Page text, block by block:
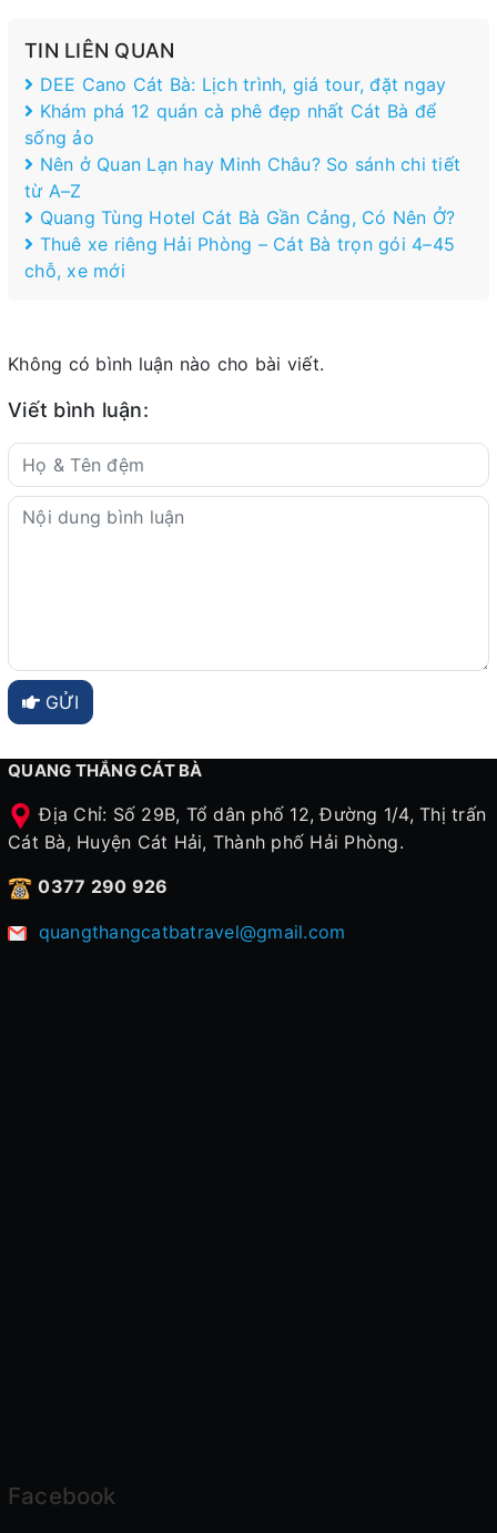
TIN LIÊN QUAN
DEE Cano Cát Bà: Lịch trình, giá tour, đặt ngay
Khám phá 12 quán cà phê đẹp nhất Cát Bà để
sống ảo
Nên ở Quan Lạn hay Minh Châu? So sánh chi tiết
từ A–Z
Quang Tùng Hotel Cát Bà Gần Cảng, Có Nên Ở?
Thuê xe riêng Hải Phòng – Cát Bà trọn gói 4–45
chỗ, xe mới
Không có bình luận nào cho bài viết.
Viết bình luận:
GỬI
QUANG THẮNG CÁT BÀ
Địa Chỉ: Số 29B, Tổ dân phố 12, Đường 1/4, Thị trấn
Cát Bà, Huyện Cát Hải, Thành phố Hải Phòng.
0377 290 926
quangthangcatbatravel@gmail.com
Facebook